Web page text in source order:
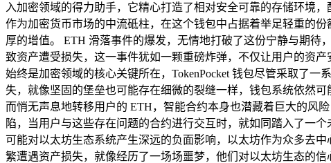
入加密领域的得力助手，它精心打造了相对安全可靠的存储环境
作为加密货币市场的中流砥柱，在这个钱包中占据着举足轻重的
厚的增值。 ETH 滑落事件的爆发，无情地打破了这份宁静与期
致资产遭受损失，这一事件犹如一颗重磅炸弹，不仅让用户的资
始终是加密领域的核心关键所在，TokenPocket 钱包尽管采取了
失，就像坚固的堡垒也可能存在细微的裂缝一样，钱包系统依然
而悄无声息地转移用户的 ETH，智能合约本身也潜藏着巨大的风
陷，当用户与这些存在问题的合约进行交互时，就如同踏入了一
可能对以太坊生态系统产生深远的负面影响，以太坊作为众多去
繁遭遇资产损失，就像经历了一场场噩梦，他们对以太坊生态的